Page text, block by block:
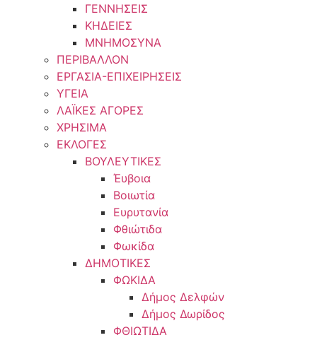
ΓΕΝΝΗΣΕΙΣ
ΚΗΔΕΙΕΣ
ΜΝΗΜΟΣΥΝΑ
ΠΕΡΙΒΑΛΛΟΝ
ΕΡΓΑΣΙΑ-ΕΠΙΧΕΙΡΗΣΕΙΣ
ΥΓΕΙΑ
ΛΑΪΚΕΣ ΑΓΟΡΕΣ
ΧΡΗΣΙΜΑ
ΕΚΛΟΓΕΣ
ΒΟΥΛΕΥΤΙΚΕΣ
Έυβοια
Βοιωτία
Ευρυτανία
Φθιώτιδα
Φωκίδα
ΔΗΜΟΤΙΚΕΣ
ΦΩΚΙΔΑ
Δήμος Δελφών
Δήμος Δωρίδος
ΦΘΙΩΤΙΔΑ